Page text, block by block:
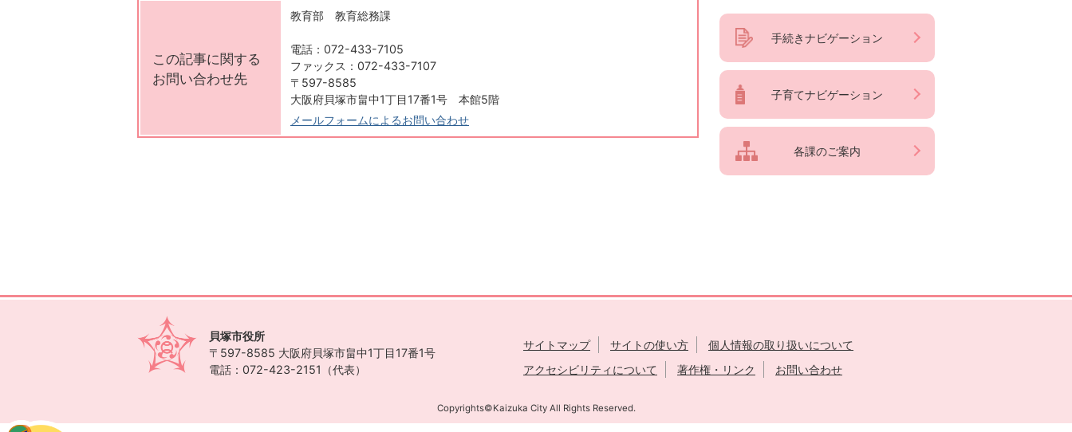
この記事に関する
お問い合わせ先
教育部 教育総務課
電話：072-433-7105
ファックス：072-433-7107
〒597-8585
大阪府貝塚市畠中1丁目17番1号 本館5階
メールフォームによるお問い合わせ
手続きナビゲーション
子育てナビゲーション
各課のご案内
貝塚市役所
〒597-8585 大阪府貝塚市畠中1丁目17番1号
電話：072-423-2151（代表）
サイトマップ サイトの使い方
個人情報の取り扱いについて
アクセシビリティについて
著作権・リンク お問い合わせ
Copyrights©Kaizuka City All Rights Reserved.